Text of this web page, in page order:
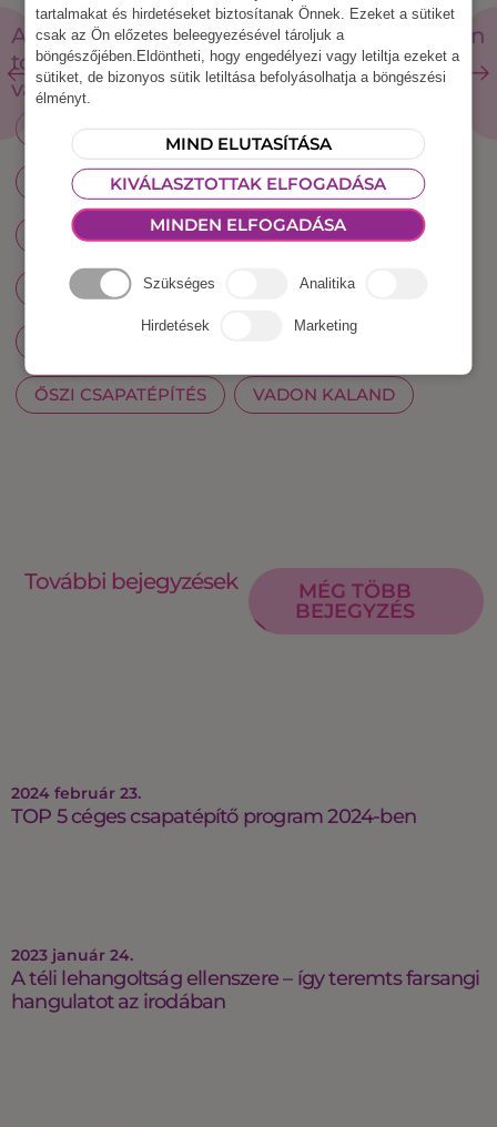
A fenntartható rendezvényekkel kapcsolatban
további segítségért keress minket
vagykattints ide.
AKTÍV CSAPATÉPÍTÉS
BELVÁROSI BARANGOLÓ CSAPATÉPÍTÉS
BOROS CSAPATÉPÍTŐK CÉGES OLIMPIA
CSAPATÉPÍTÉS CSAPATÉPÍTŐ PROGRAM
ŐSZI CSAPATÉPÍTÉS VADON KALAND
További bejegyzések
MÉG TÖBB
BEJEGYZÉS
2024 február 23.
TOP 5 céges csapatépítő program 2024-ben
2023 január 24.
A téli lehangoltság ellenszere – így teremts farsangi
hangulatot az irodában
tartalmakat és hirdetéseket biztosítanak Önnek. Ezeket a sütiket
csak az Ön előzetes beleegyezésével tároljuk a
böngészőjében.Eldöntheti, hogy engedélyezi vagy letiltja ezeket a
sütiket, de bizonyos sütik letiltása befolyásolhatja a böngészési
élményt.
MIND ELUTASÍTÁSA
KIVÁLASZTOTTAK ELFOGADÁSA
MINDEN ELFOGADÁSA
Szükséges Analitika
Hirdetések Marketing